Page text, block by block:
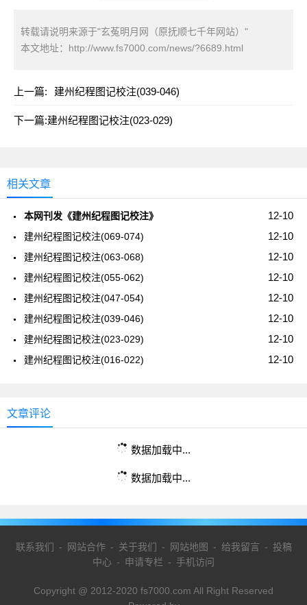
转载请说明来源于"玄菟明月网（原抚顺七千年网站）"
本文地址： http://www.fs7000.com/news/?6689.html
上一篇: 建州纪程图记校注(039-046)
下一篇:建州纪程图记校注(023-029)
相关文章
12-10
本网刊发《建州纪程图记校注》
12-10
建州纪程图记校注(069-074)
12-10
建州纪程图记校注(063-068)
12-10
建州纪程图记校注(055-062)
12-10
建州纪程图记校注(047-054)
12-10
建州纪程图记校注(039-046)
12-10
建州纪程图记校注(023-029)
12-10
建州纪程图记校注(016-022)
文章评论
数据加载中...
数据加载中...
联系我们 - 网站合作- 关于我们 - 网站地图 - 给我留言 - 投稿
中心 - 申请专栏 - 手机访问
Copyright @ 2012-2020 fs7000.com All Right Reserved